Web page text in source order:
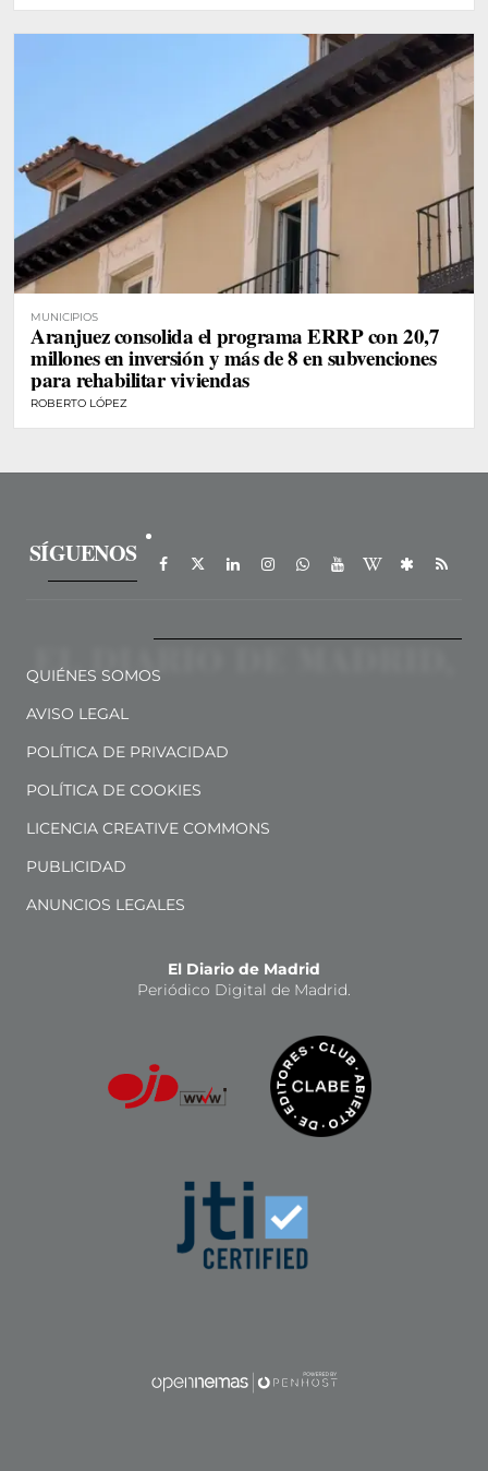
MUNICIPIOS
Aranjuez consolida el programa ERRP con 20,7
millones en inversión y más de 8 en subvenciones
para rehabilitar viviendas
ROBERTO LÓPEZ
SÍGUENOS
QUIÉNES SOMOS
AVISO LEGAL
POLÍTICA DE PRIVACIDAD
POLÍTICA DE COOKIES
LICENCIA CREATIVE COMMONS
PUBLICIDAD
ANUNCIOS LEGALES
El Diario de Madrid
Periódico Digital de Madrid.